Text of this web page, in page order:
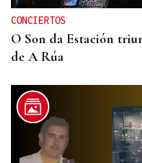
CONCIERTOS
O Son da Estación
de A Rúa